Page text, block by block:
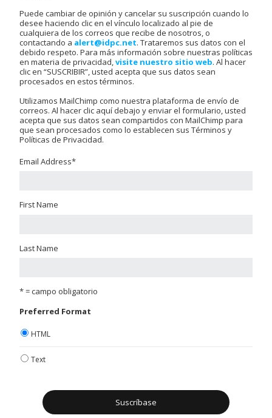
Puede cambiar de opinión y cancelar su suscripción cuando lo
desee haciendo clic en el vínculo localizado al pie de
cualquiera de los correos que recibe de nosotros, o
contactando a alert@idpc.net. Trataremos sus datos con el
debido respeto. Para más información sobre nuestras políticas
en materia de privacidad,visite nuestro sitio web. Al hacer
clic en “SUSCRIBIR”, usted acepta que sus datos sean
procesados en estos términos.
Utilizamos MailChimp como nuestra plataforma de envío de
correos. Al hacer clic aquí debajo y enviar el formulario, usted
acepta que sus datos sean compartidos con MailChimp para
que sean procesados como lo establecen sus Términos y
Políticas de Privacidad.
Email Address*
First Name
Last Name
* = campo obligatorio
Preferred Format
HTML
Text